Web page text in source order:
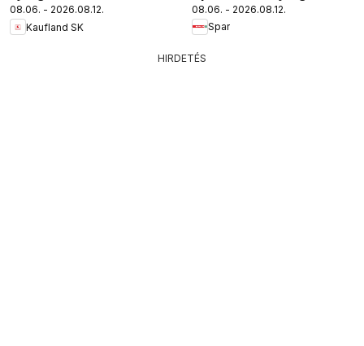
08.06. - 2026.08.12.
Kaufland SK
08.06. - 2026.08.12.
Spar
HIRDETÉS